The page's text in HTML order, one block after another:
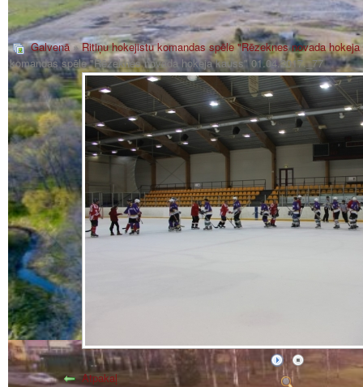
Galvenā»Ritiņu hokejistu komandas spēle "Rēzeknes novada
komandas spēle "Rēzeknes novada hokeja kauss" 01.04.2017._77
Atpakaļ